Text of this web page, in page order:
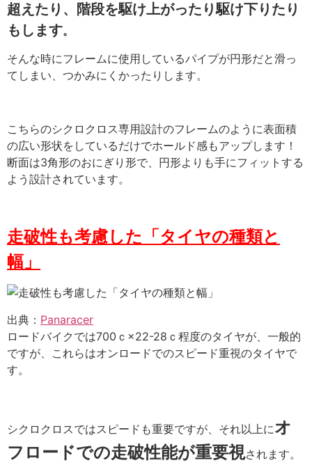
超えたり、階段を駆け上がったり駆け下りたり
もします。
そんな時にフレームに使用しているパイプが円形だと滑っ
てしまい、つかみにくかったりします。
こちらのシクロクロス専用設計のフレームのように表面積
の広い形状をしているだけでホールド感もアップします！
断面は3角形のおにぎり形で、円形よりも手にフィットする
よう設計されています。
走破性も考慮した「タイヤの種類と
幅」
出典： Panaracer
ロードバイクでは700ｃ×22-28ｃ程度のタイヤが、一般的
ですが、これらはオンロードでのスピード重視のタイヤで
す。
シクロクロスではスピードも重要ですが、それ以上にオ
フロードでの走破性能が重要視されます。